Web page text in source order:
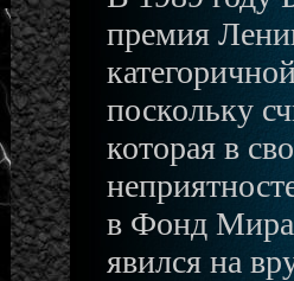
премия
поскольку
которая в
в Фонд Мира
явился на